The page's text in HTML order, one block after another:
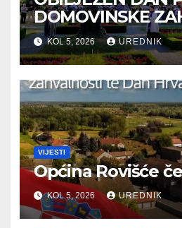
DOMOVINSKE
TE DAN
BRANITELJA
KOL 5, 2026 UREDNIK
VIJESTI
Općina Rovišće
KOL 5, 2026 UREDNIK